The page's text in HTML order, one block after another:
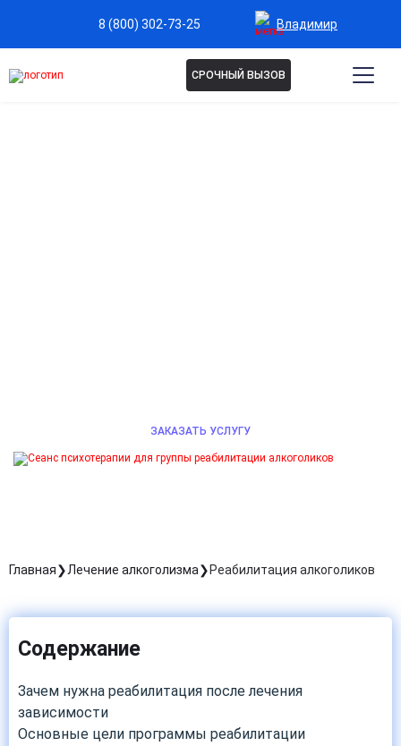
8 (800) 302-73-25 Владимир
СРОЧНЫЙ ВЫЗОВ
ЗАКАЗАТЬ УСЛУГУ
Главная Лечение алкоголизма Реабилитация алкоголиков
Содержание
Зачем нужна реабилитация после лечения
зависимости
Основные цели программы реабилитации